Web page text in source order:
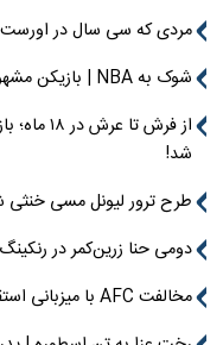
مردی که سی سال در اورست
شوک به NBA | بازیکن مشهور بسکتبال اوردوز کرد!
از فرش
شد!
طرح ترور لیونل مسی خنثی
دومی حنا زرین‌کمر در
مخالفت AFC با میزبانی استقلال در عراق